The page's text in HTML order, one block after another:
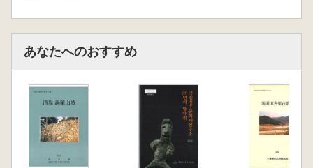
あなたへのおすすめ